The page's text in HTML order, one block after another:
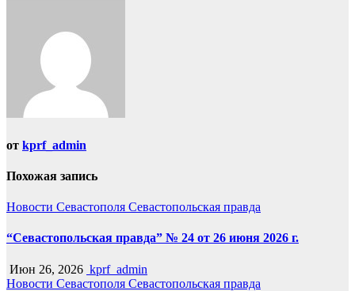
от kprf_admin
Похожая запись
Новости Севастополя Севастопольская правда
“Севастопольская правда” № 24 от 26 июня 2026 г.
Июн 26, 2026 kprf_admin
Новости Севастополя Севастопольская правда